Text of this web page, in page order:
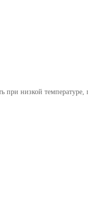
низкой температуре,